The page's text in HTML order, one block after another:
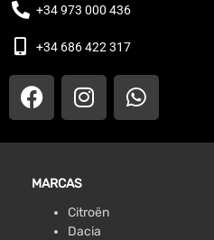
+34 973 000 436
+34 686 422 317
MARCAS
Citroën
Dacia